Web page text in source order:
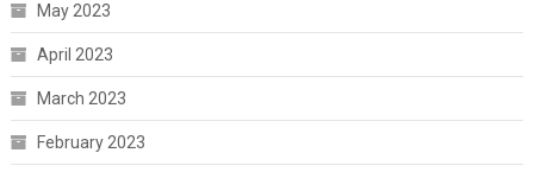
May 2023
April 2023
March 2023
February 2023